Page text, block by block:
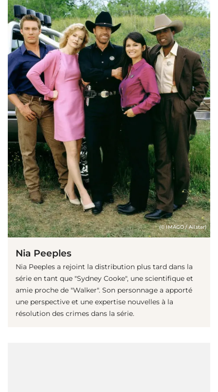
(© IMAGO / Allstar)
Nia Peeples
Nia Peeples a rejoint la distribution plus tard dans la
série en tant que "Sydney Cooke", une scientifique et
amie proche de "Walker". Son personnage a apporté
une perspective et une expertise nouvelles à la
résolution des crimes dans la série.